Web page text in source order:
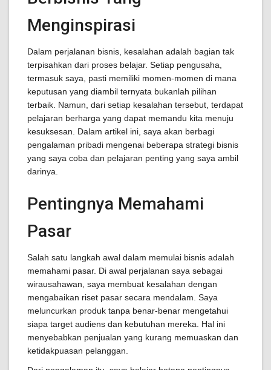
Menginspirasi
Dalam perjalanan bisnis, kesalahan adalah bagian tak
terpisahkan dari proses belajar. Setiap pengusaha,
termasuk saya, pasti memiliki momen-momen di mana
keputusan yang diambil ternyata bukanlah pilihan
terbaik. Namun, dari setiap kesalahan tersebut, terdapat
pelajaran berharga yang dapat memandu kita menuju
kesuksesan. Dalam artikel ini, saya akan berbagi
pengalaman pribadi mengenai beberapa strategi bisnis
yang saya coba dan pelajaran penting yang saya ambil
darinya.
Pentingnya Memahami
Pasar
Salah satu langkah awal dalam memulai bisnis adalah
memahami pasar. Di awal perjalanan saya sebagai
wirausahawan, saya membuat kesalahan dengan
mengabaikan riset pasar secara mendalam. Saya
meluncurkan produk tanpa benar-benar mengetahui
siapa target audiens dan kebutuhan mereka. Hal ini
menyebabkan penjualan yang kurang memuaskan dan
ketidakpuasan pelanggan.